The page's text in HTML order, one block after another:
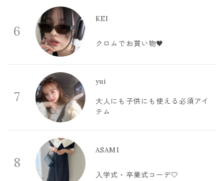
6
KEI
クロムでお買い物🖤
7
yui
大人にも子供にも使える必須アイ
テム
8
ASAMI
入学式・卒業式コーデ🤍